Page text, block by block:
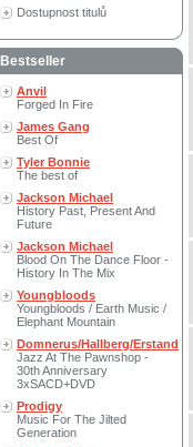
Dostupnost titulů
Bestseller
Anvil
Forged In Fire
James Gang
Best Of
Tyler Bonnie
The best of
Jackson Michael
History Past, Present And
Future
Jackson Michael
Blood On The Dance Floor -
History In The Mix
Youngbloods
Youngbloods / Earth Music /
Elephant Mountain
Domnerus/Hallberg/Erstand
Jazz At The Pawnshop -
30th Anniversary
3xSACD+DVD
Prodigy
Music For The Jilted
Generation